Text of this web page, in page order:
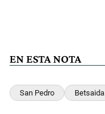
EN ESTA NOTA
San Pedro Betsaida